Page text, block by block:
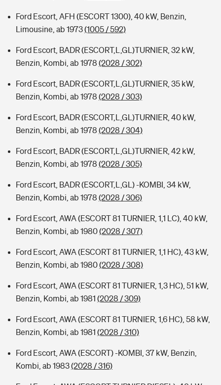
Ford Escort, AFH (ESCORT 1300), 40 kW, Benzin,
Limousine, ab 1973(1005 / 592)
Ford Escort, BADR (ESCORT,L,GL)TURNIER, 32 kW,
Benzin, Kombi, ab 1978 (2028 / 302)
Ford Escort, BADR (ESCORT,L,GL)TURNIER, 35 kW,
Benzin, Kombi, ab 1978 (2028 / 303)
Ford Escort, BADR (ESCORT,L,GL)TURNIER, 40 kW,
Benzin, Kombi, ab 1978 (2028 / 304)
Ford Escort, BADR (ESCORT,L,GL)TURNIER, 42 kW,
Benzin, Kombi, ab 1978 (2028 / 305)
Ford Escort, BADR (ESCORT,L,GL) -KOMBI, 34 kW,
Benzin, Kombi, ab 1978 (2028 / 306)
Ford Escort, AWA (ESCORT 81 TURNIER, 1,1 LC), 40 kW,
Benzin, Kombi, ab 1980(2028 / 307)
Ford Escort, AWA (ESCORT 81 TURNIER, 1,1 HC), 43 kW,
Benzin, Kombi, ab 1980(2028 / 308)
Ford Escort, AWA (ESCORT 81 TURNIER, 1,3 HC), 51 kW,
Benzin, Kombi, ab 1981 (2028 / 309)
Ford Escort, AWA (ESCORT 81 TURNIER, 1,6 HC), 58 kW,
Benzin, Kombi, ab 1981 (2028 / 310)
Ford Escort, AWA (ESCORT) -KOMBI, 37 kW, Benzin,
Kombi, ab 1983(2028 / 316)